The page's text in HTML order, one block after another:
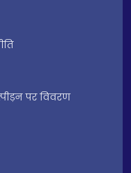
पर विवरण